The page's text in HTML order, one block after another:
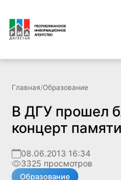
Главная/Образование
В ДГУ прошел
концерт
08.06.2013 16:34
3325 просмотров
Образование